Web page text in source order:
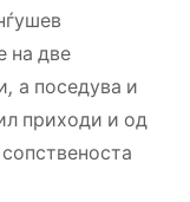
на две
а поседува и
приходи и од